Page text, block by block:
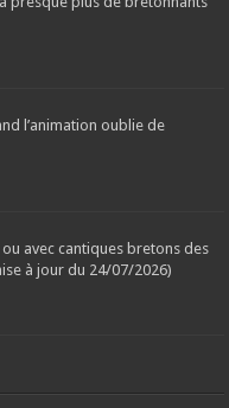
l’animation oublie de
avec cantiques bretons des
à jour du 24/07/2026)